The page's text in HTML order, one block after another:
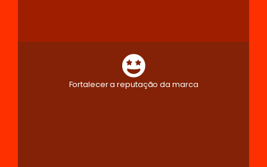
Fortalecer a reputação da marca